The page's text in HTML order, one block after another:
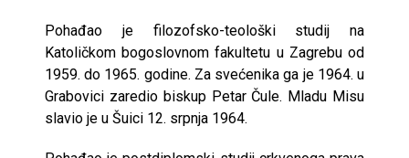
Pohađao je filozofsko-teološki studij na
Katoličkom bogoslovnom fakultetu u Zagrebu od
1959. do 1965. godine. Za svećenika ga je 1964. u
Grabovici zaredio biskup Petar Čule. Mladu Misu
slavio je u Šuici 12. srpnja 1964.